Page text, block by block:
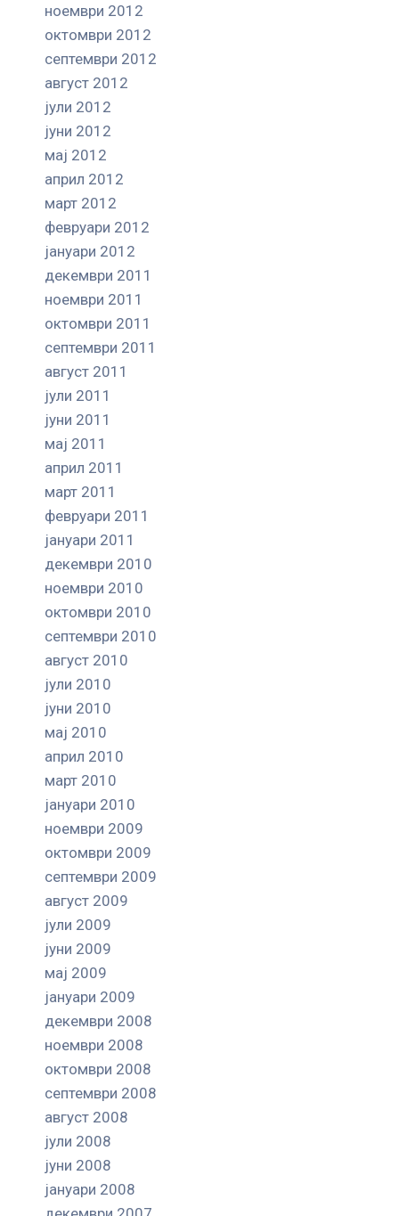
ноември 2012
октомври 2012
септември 2012
август 2012
јули 2012
јуни 2012
мај 2012
април 2012
март 2012
февруари 2012
јануари 2012
декември 2011
ноември 2011
октомври 2011
септември 2011
август 2011
јули 2011
јуни 2011
мај 2011
април 2011
март 2011
февруари 2011
јануари 2011
декември 2010
ноември 2010
октомври 2010
септември 2010
август 2010
јули 2010
јуни 2010
мај 2010
април 2010
март 2010
јануари 2010
ноември 2009
октомври 2009
септември 2009
август 2009
јули 2009
јуни 2009
мај 2009
јануари 2009
декември 2008
ноември 2008
октомври 2008
септември 2008
август 2008
јули 2008
јуни 2008
јануари 2008